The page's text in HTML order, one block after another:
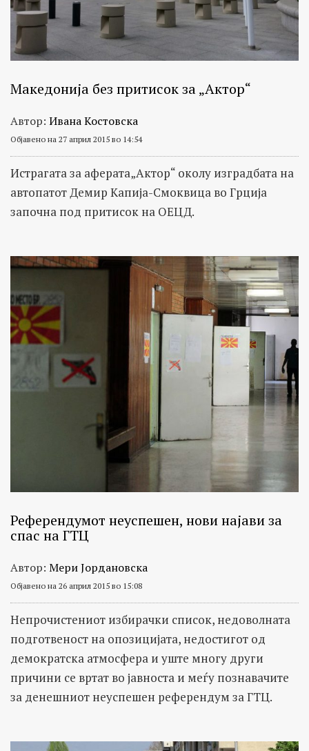
Македонија без притисок за „Актор“
Автор: Ивана Костовска
Објавено на 27 април 2015 во 14:54
Истрагата за аферата„Актор“ околу изградбата на
автопатот Демир Капија-Смоквица во Грција
започна под притисок на ОЕЦД.
Референдумот неуспешен, нови најави за
спас на ГТЦ
Автор: Мери Јордановска
Објавено на 26 април 2015 во 15:08
Непрочистениот избирачки список, недоволната
подготвеност на опозицијата, недостигот од
демократска атмосфера и уште многу други
причини се вртат во јавноста и меѓу познавачите
за денешниот неуспешен референдум за ГТЦ.